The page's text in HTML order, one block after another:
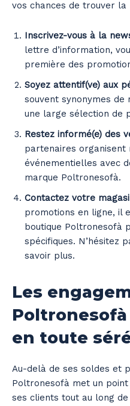
vos chances de trouver
Inscrivez-vous à la
lettre d’information,
première des
Soyez attentif(ve) aux
souvent synonymes
une large sélection de
Restez informé(e) des
partenaires organisent
événementielles avec
marque Poltronesofà.
Contactez votre
promotions en ligne, il
boutique Poltronesofà
spécifiques. N’hésitez
savoir plus.
Les
en toute
Au-delà de ses soldes et
Poltronesofà met un point
ses clients tout au long de